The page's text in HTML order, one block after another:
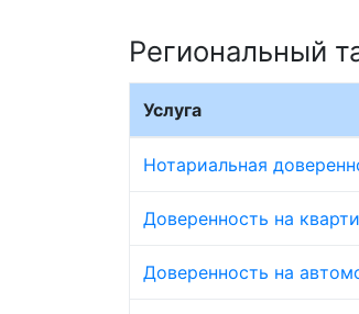
Региональный
Услуга
Нотариальная
Доверенность на
Доверенность на